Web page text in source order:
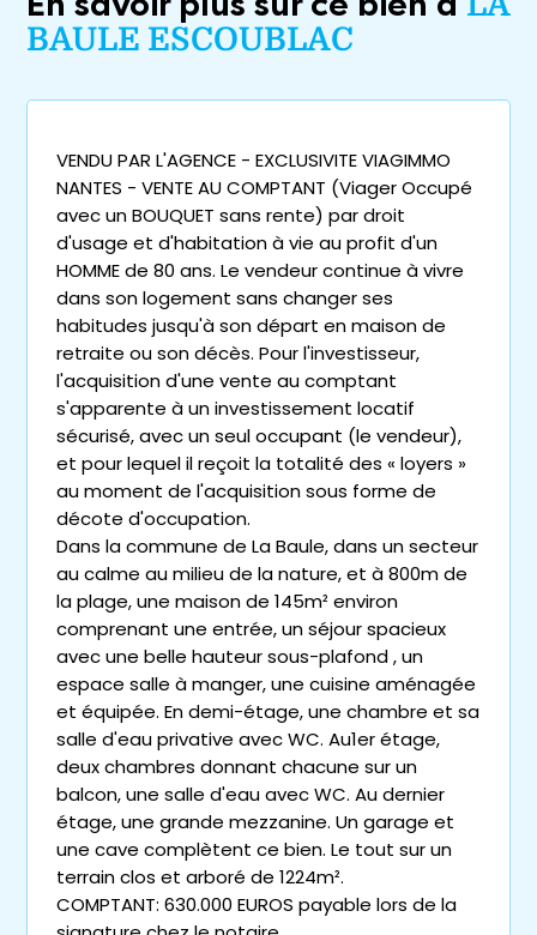
BAULE ESCOUBLAC
VENDU PAR L'AGENCE - EXCLUSIVITE VIAGIMMO
NANTES - VENTE AU COMPTANT (Viager Occupé
avec un BOUQUET sans rente) par droit
d'usage et d'habitation à vie au profit d'un
HOMME de 80 ans. Le vendeur continue à vivre
dans son logement sans changer ses
habitudes jusqu'à son départ en maison de
retraite ou son décès. Pour l'investisseur,
l'acquisition d'une vente au comptant
s'apparente à un investissement locatif
sécurisé, avec un seul occupant (le vendeur),
et pour lequel il reçoit la totalité des « loyers »
au moment de l'acquisition sous forme de
décote d'occupation.
Dans la commune de La Baule, dans un secteur
au calme au milieu de la nature, et à 800m de
la plage, une maison de 145m² environ
comprenant une entrée, un séjour spacieux
avec une belle hauteur sous-plafond , un
espace salle à manger, une cuisine aménagée
et équipée. En demi-étage, une chambre et sa
salle d'eau privative avec WC. Au1er étage,
deux chambres donnant chacune sur un
balcon, une salle d'eau avec WC. Au dernier
étage, une grande mezzanine. Un garage et
une cave complètent ce bien. Le tout sur un
terrain clos et arboré de 1224m².
COMPTANT: 630.000 EUROS payable lors de la